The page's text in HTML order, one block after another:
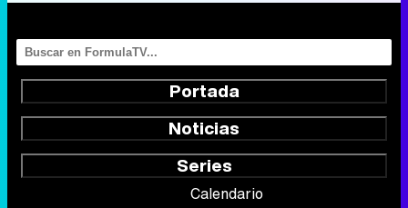
Portada
Noticias
Series
Calendario